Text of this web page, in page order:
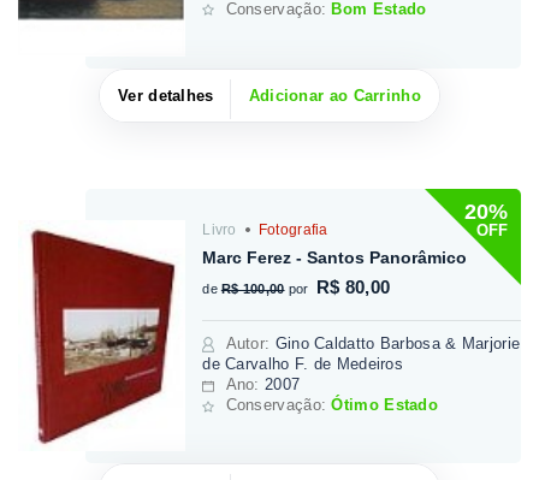
Conservação: Bom Estado
Ver detalhes Adicionar ao Carrinho
20%
OFF
Livro Fotografia
Marc Ferez - Santos Panorâmico
de R$ 100,00 por R$ 80,00
Autor: Gino Caldatto Barbosa & Marjorie
de Carvalho F. de Medeiros
Ano: 2007
Conservação:Ótimo Estado